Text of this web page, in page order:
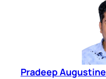
Pradeep Augustine